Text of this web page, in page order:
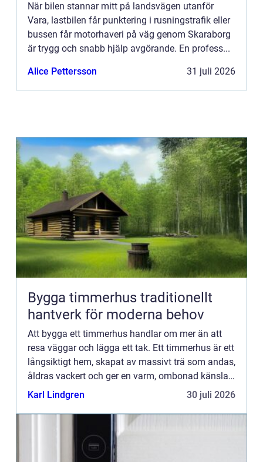
När bilen stannar mitt på landsvägen utanför
Vara, lastbilen får punktering i rusningstrafik eller
bussen får motorhaveri på väg genom Skaraborg
är trygg och snabb hjälp avgörande. En profess...
Alice Pettersson 31 juli 2026
Bygga timmerhus traditionellt
hantverk för moderna behov
Att bygga ett timmerhus handlar om mer än att
resa väggar och lägga ett tak. Ett timmerhus är ett
långsiktigt hem, skapat av massivt trä som andas,
åldras vackert och ger en varm, ombonad känsla.
Intresset ökar i takt med att fler söker hållbara
Karl Lindgren 30 juli 2026